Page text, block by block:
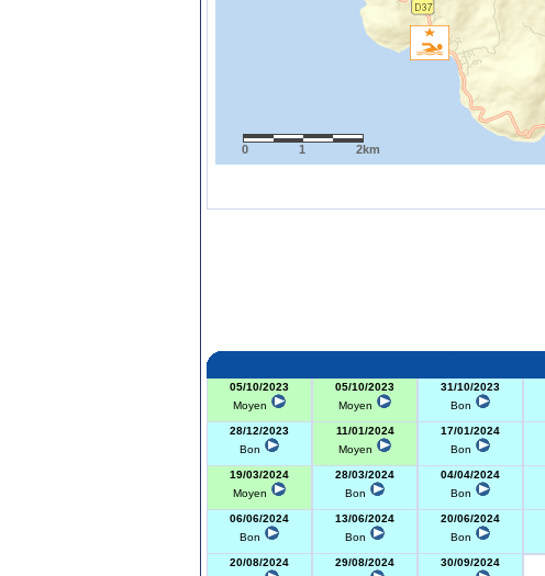
0 1 2km
05/10/2023
Moyen
05/10/2023
Moyen
31/10/2023
Bon
28/12/2023
Bon
11/01/2024
Moyen
17/01/2024
Bon
19/03/2024
Moyen
28/03/2024
Bon
04/04/2024
Bon
06/06/2024
Bon
13/06/2024
Bon
20/06/2024
Bon
20/08/2024
29/08/2024
30/09/2024